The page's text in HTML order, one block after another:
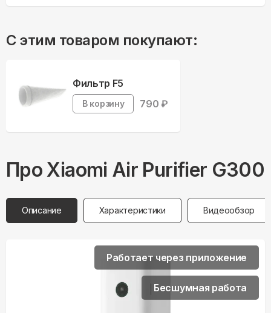
С этим товаром покупают:
Фильтр F5
В корзину 790 ₽
Про Xiaomi Air Purifier G300
Описание Характеристики Видеообзор
Работает через приложение
Бесшумная работа